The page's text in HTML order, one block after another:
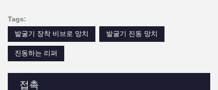
접촉
Tags:
발굴기 장착 비브로 망치
발굴기 진동 망치
진동하는 리퍼